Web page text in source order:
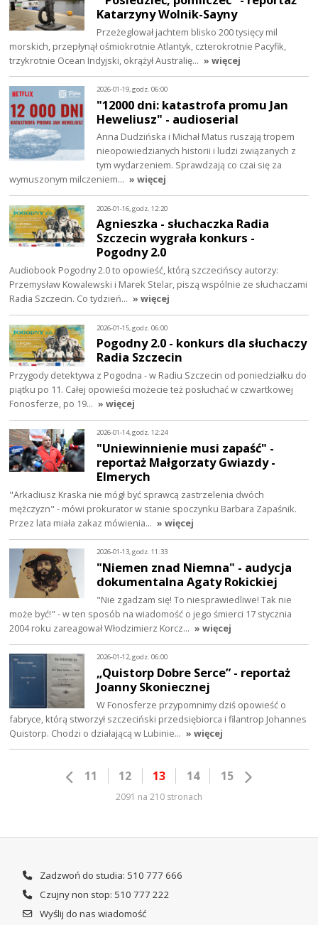
Katarzyny Wolnik-Sayny
Przeżeglował jachtem blisko 200 tysięcy mil
morskich, przepłynął ośmiokrotnie Atlantyk, czterokrotnie Pacyfik,
trzykrotnie Ocean Indyjski, okrążył Australię… » więcej
2026-01-19, godz. 06:00
"12000 dni: katastrofa promu Jan
Heweliusz" - audioserial
Anna Dudzińska i Michał Matus ruszają tropem
nieopowiedzianych historii i ludzi związanych z
tym wydarzeniem. Sprawdzają co czai się za
wymuszonym milczeniem… » więcej
2026-01-16, godz. 12:20
Agnieszka - słuchaczka Radia
Szczecin wygrała konkurs -
Pogodny 2.0
Audiobook Pogodny 2.0 to opowieść, którą szczecińscy autorzy:
Przemysław Kowalewski i Marek Stelar, piszą wspólnie ze słuchaczami
Radia Szczecin. Co tydzień… » więcej
2026-01-15, godz. 06:00
Pogodny 2.0 - konkurs dla słuchaczy
Radia Szczecin
Przygody detektywa z Pogodna - w Radiu Szczecin od poniedziałku do
piątku po 11. Całej opowieści możecie też posłuchać w czwartkowej
Fonosferze, po 19… » więcej
2026-01-14, godz. 12:24
"Uniewinnienie musi zapaść" -
reportaż Małgorzaty Gwiazdy -
Elmerych
"Arkadiusz Kraska nie mógł być sprawcą zastrzelenia dwóch
mężczyzn" - mówi prokurator w stanie spoczynku Barbara Zapaśnik.
Przez lata miała zakaz mówienia… » więcej
2026-01-13, godz. 11:33
"Niemen znad Niemna" - audycja
dokumentalna Agaty Rokickiej
"Nie zgadzam się! To niesprawiedliwe! Tak nie
może być!" - w ten sposób na wiadomość o jego śmierci 17 stycznia
2004 roku zareagował Włodzimierz Korcz… » więcej
2026-01-12, godz. 06:00
„Quistorp Dobre Serce” - reportaż
Joanny Skoniecznej
W Fonosferze przypomnimy dziś opowieść o
fabryce, którą stworzył szczeciński przedsiębiorca i filantrop Johannes
Quistorp. Chodzi o działającą w Lubinie… » więcej
11 12 13 14 15
2091 na 210 stronach
Zadzwoń do studia: 510 777 666
Czujny non stop: 510 777 222
Wyślij do nas wiadomość